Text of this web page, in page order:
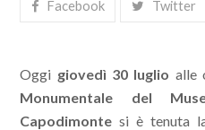
Facebook Twitter
Oggi giovedì 30 luglio alle
Monumentale del
Capodimontesi è tenuta